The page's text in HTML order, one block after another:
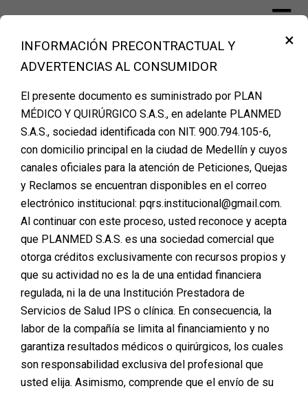
Financiación Cirugía Plástica Medellín
– PLANMED
INCREIBLE HISTORIA DE
YANETH YEPES, CIRUGIA
LIPOABDOMINOPLASTIA
CON TRANSFERENCIA
GLÚTEA
La cirugía plástica no solo cambia el exterior de una
persona, sino que también puede transformar su vida
en múltiples aspectos. Tal es el caso de Yaneth Yepes,
quien decidió someterse a una
. Este procedimiento fue una
pieza clave en su proceso de renovación física y
emocional, dándole la confianza que tanto anhelaba
recuperar.
×
INFORMACIÓN PRECONTRACTUAL Y
ADVERTENCIAS AL CONSUMIDOR
El presente documento es suministrado por PLAN
MÉDICO Y QUIRÚRGICO S.A.S., en adelante PLANMED
S.A.S., sociedad identificada con NIT. 900.794.105-6,
con domicilio principal en la ciudad de Medellín y cuyos
canales oficiales para la atención de Peticiones, Quejas
y Reclamos se encuentran disponibles en el correo
electrónico institucional: pqrs.institucional@gmail.com.
Al continuar con este proceso, usted reconoce y acepta
que PLANMED S.A.S. es una sociedad comercial que
otorga créditos exclusivamente con recursos propios y
que su actividad no es la de una entidad financiera
regulada, ni la de una Institución Prestadora de
Servicios de Salud IPS o clínica. En consecuencia, la
labor de la compañía se limita al financiamiento y no
garantiza resultados médicos o quirúrgicos, los cuales
son responsabilidad exclusiva del profesional que
usted elija. Asimismo, comprende que el envío de su